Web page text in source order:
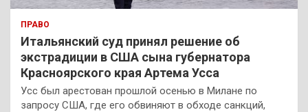
ПРАВО
Итальянский суд принял решение об
экстрадиции в США сына губернатора
Красноярского края Артема Усса
Усс был арестован прошлой осенью в Милане по
запросу США, где его обвиняют в обходе санкций,